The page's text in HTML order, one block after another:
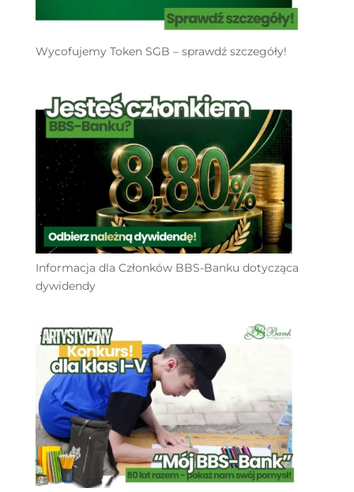
Wycofujemy Token SGB – sprawdź szczegóły!
Informacja dla Członków BBS-Banku dotycząca
dywidendy